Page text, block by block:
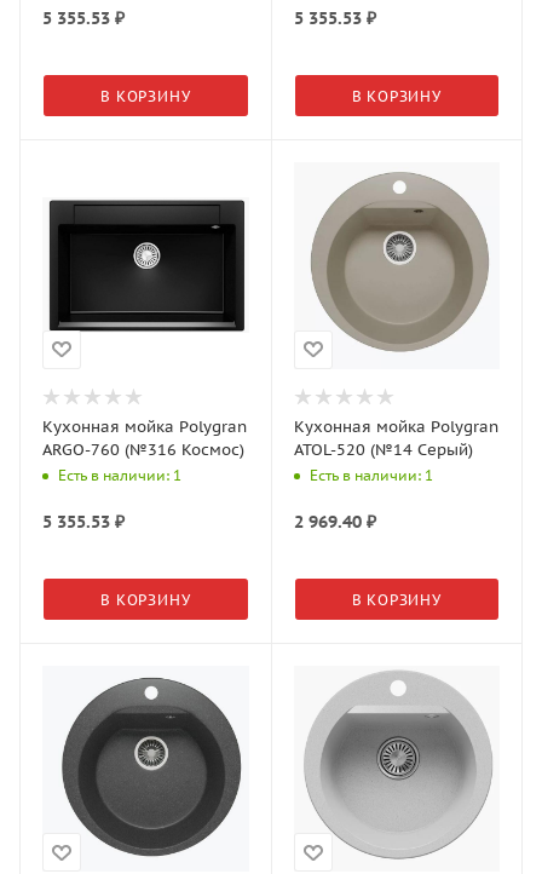
5 355.53 ₽
В КОРЗИНУ
5 355.53₽
В КОРЗИНУ
Кухонная мойка Polygran
ARGO-760 (№316 Космос)
Есть в наличии: 1
5 355.53 ₽
В КОРЗИНУ
Кухонная мойка Polygran
ATOL-520 (№14 Серый)
Есть в наличии: 1
2 969.40₽
В КОРЗИНУ